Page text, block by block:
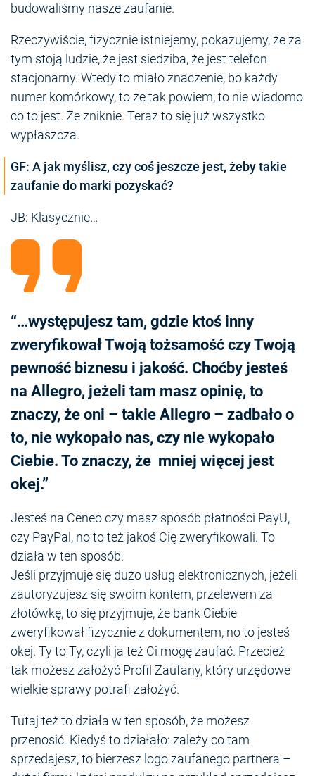
budowaliśmy nasze zaufanie.
Rzeczywiście, fizycznie istniejemy, pokazujemy, że za
tym stoją ludzie, że jest siedziba, że jest telefon
stacjonarny. Wtedy to miało znaczenie, bo każdy
numer komórkowy, to że tak powiem, to nie wiadomo
co to jest. Że zniknie. Teraz to się już wszystko
wypłaszcza.
GF: A jak myślisz, czy coś jeszcze jest, żeby takie
zaufanie do marki pozyskać?
JB: Klasycznie…
“…występujesz tam, gdzie ktoś inny
zweryfikował Twoją tożsamość czy Twoją
pewność biznesu i jakość. Choćby jesteś
na Allegro, jeżeli tam masz opinię, to
znaczy, że oni – takie Allegro – zadbało o
to, nie wykopało nas, czy nie wykopało
Ciebie. To znaczy, że mniej więcej jest
okej.”
Jesteś na Ceneo czy masz sposób płatności PayU,
czy PayPal, no to też jakoś Cię zweryfikowali. To
działa w ten sposób.
Jeśli przyjmuje się dużo usług elektronicznych, jeżeli
zautoryzujesz się swoim kontem, przelewem za
złotówkę, to się przyjmuje, że bank Ciebie
zweryfikował fizycznie z dokumentem, no to jesteś
okej. Ty to Ty, czyli ja też Ci mogę zaufać. Przecież
tak możesz założyć Profil Zaufany, który urzędowe
wielkie sprawy potrafi założyć.
Tutaj też to działa w ten sposób, że możesz
przenosić. Kiedyś to działało: zależy co tam
sprzedajesz, to bierzesz logo zaufanego partnera –